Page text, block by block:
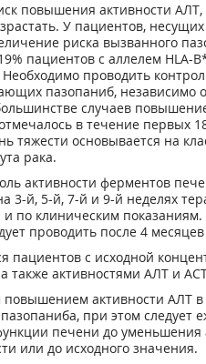
повышения активности АЛТ,
У пациентов, несущих
риска вызванного
пациентов с аллелем HLA-
Необходимо проводить
пазопаниб, независимо
случаев
в течение первых
тяжести основывается на
рака.
активности ферментов
3-й, 5-й, 7-й и 9-й неделях
по клиническим показаниям.
проводить после 4
пациентов с исходной
также активностями АЛТ и
активности АЛТ
при этом следует
печени до уменьшения
или до исходного значения.